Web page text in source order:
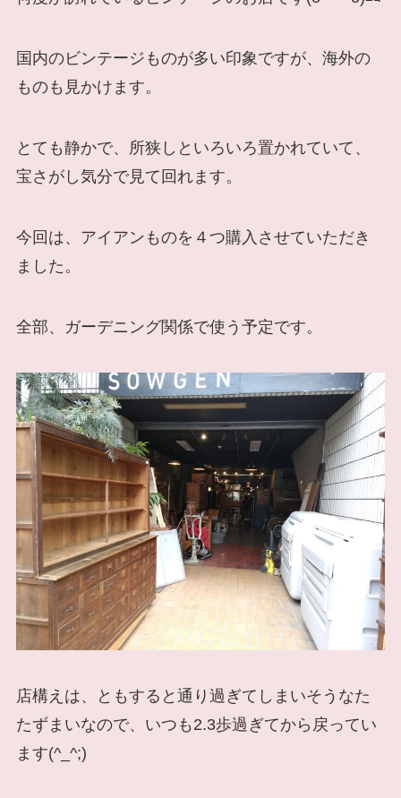
国内のビンテージものが多い印象ですが、海外の
ものも見かけます。
とても静かで、所狭しといろいろ置かれていて、
宝さがし気分で見て回れます。
今回は、アイアンものを４つ購入させていただき
ました。
全部、ガーデニング関係で使う予定です。
店構えは、ともすると通り過ぎてしまいそうなた
たずまいなので、いつも2.3歩過ぎてから戻ってい
ます(^_^;)